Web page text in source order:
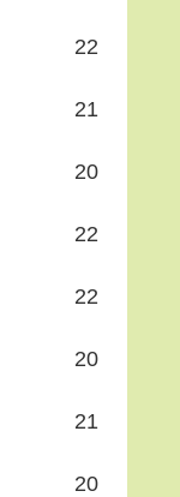
22
21
20
22
22
20
21
20